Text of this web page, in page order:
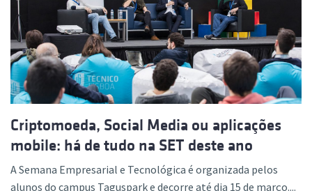
Criptomoeda, Social Media ou aplicações
mobile: há de tudo na SET deste ano
A Semana Empresarial e Tecnológica é organizada pelos
alunos do campus Taguspark e decorre até dia 15 de março....